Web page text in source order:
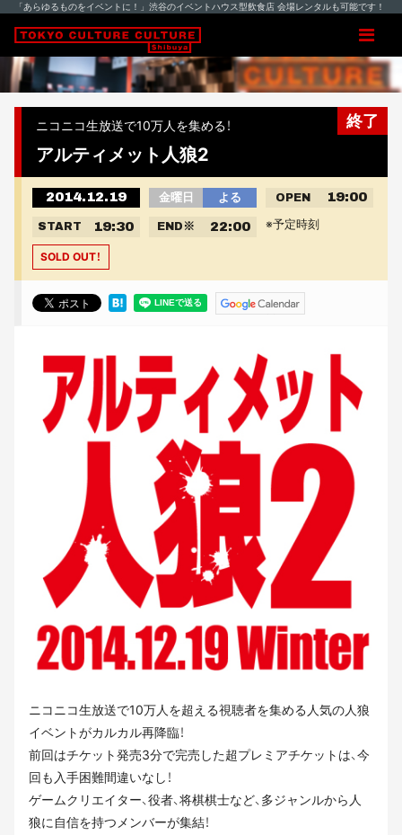
「あらゆるものをイベントに！」渋谷のイベントハウス型飲食店 会場レンタルも可能です！
終了
ニコニコ生放送で10万人を集める！
アルティメット人狼2
2014.12.19 金曜日 よる OPEN 19:00
START 19:30 END ※ 22:00 ※予定時刻
SOLD OUT！
ニコニコ生放送で10万人を超える視聴者を集める人気の人狼
イベントがカルカル再降臨！
前回はチケット発売3分で完売した超プレミアチケットは、今
回も入手困難間違いなし！
ゲームクリエイター、役者、将棋棋士など、多ジャンルから人
狼に自信を持つメンバーが集結！